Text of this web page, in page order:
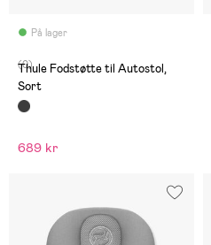
På lager
(0)
Thule Fodstøtte til Autostol,
Sort
689 kr